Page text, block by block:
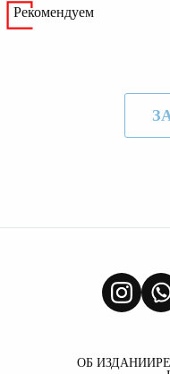
Рекомендуем
ОБ ИЗДАНИИ